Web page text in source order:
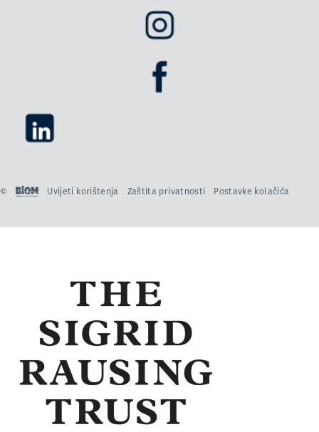
© Uvijeti korištenja Zaštita privatnosti Postavke kolačića